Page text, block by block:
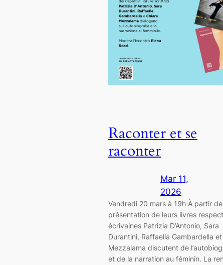
Raconter et se
raconter
Mar 11,
2026
Vendredi 20 mars à 19h À partir
présentation de leurs livres
écrivaines Patrizia D’Antonio, Sara
Durantini, Raffaella Gambardella
Mezzalama discutent de
et de la narration au féminin. La